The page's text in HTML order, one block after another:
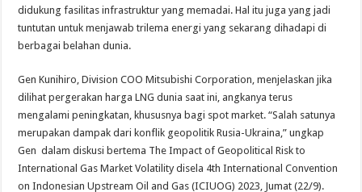
didukung fasilitas infrastruktur yang memadai. Hal itu juga yang jadi
tuntutan untuk menjawab trilema energi yang sekarang dihadapi di
berbagai belahan dunia.
Gen Kunihiro, Division COO Mitsubishi Corporation, menjelaskan jika
dilihat pergerakan harga LNG dunia saat ini, angkanya terus
mengalami peningkatan, khususnya bagi spot market. “Salah satunya
merupakan dampak dari konflik geopolitik Rusia-Ukraina,” ungkap
Gen dalam diskusi bertema The Impact of Geopolitical Risk to
International Gas Market Volatility disela 4th International Convention
on Indonesian Upstream Oil and Gas (ICIUOG) 2023, Jumat (22/9).